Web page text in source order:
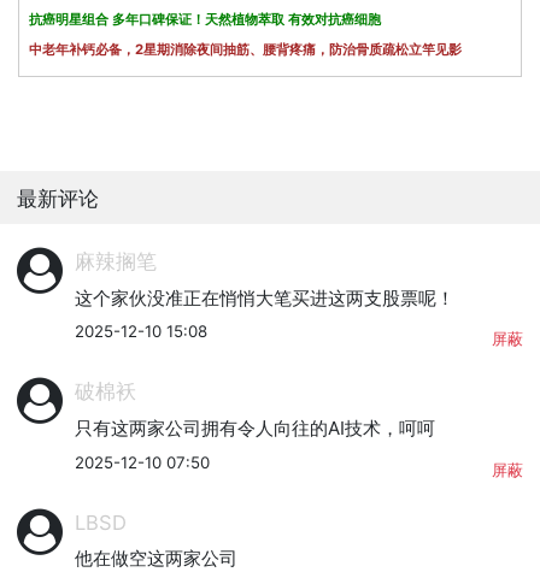
抗癌明星组合 多年口碑保证！天然植物萃取 有效对抗癌细胞
中老年补钙必备，2星期消除夜间抽筋、腰背疼痛，防治骨质疏松立竿见影
最新评论
麻辣搁笔
这个家伙没准正在悄悄大笔买进这两支股票呢！
2025-12-10 15:08 屏蔽
破棉袄
只有这两家公司拥有令人向往的AI技术，呵呵
2025-12-10 07:50 屏蔽
LBSD
他在做空这两家公司